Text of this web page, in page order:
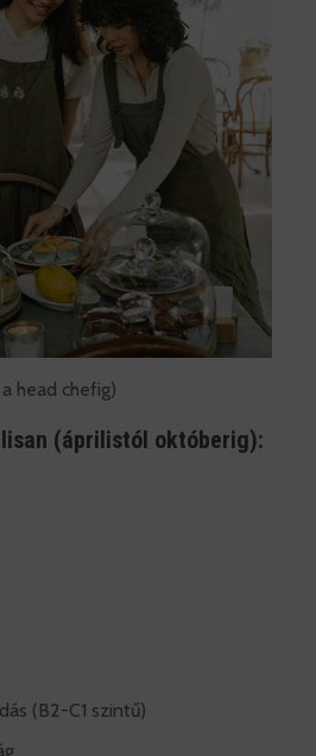
head chefig)
(áprilistól októberig):
(B2-C1 szintű)